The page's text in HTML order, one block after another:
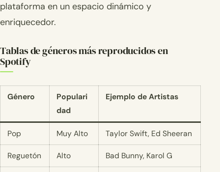
plataforma en un espacio dinámico y
enriquecedor.
Tablas de géneros más reproducidos en
Spotify
Género
Populari
dad
Ejemplo de Artistas
Pop Muy Alto Taylor Swift, Ed Sheeran
Reguetón Alto Bad Bunny, Karol G